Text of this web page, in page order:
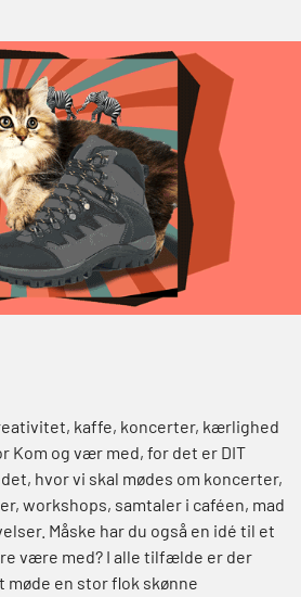
kaffe, koncerter, kærlighed
Kom og vær med, for det er DIT
hvor vi skal mødes om koncerter,
workshops, samtaler i caféen, mad
Måske har du også en idé til et
være med? I alle tilfælde er der
møde en stor flok skønne